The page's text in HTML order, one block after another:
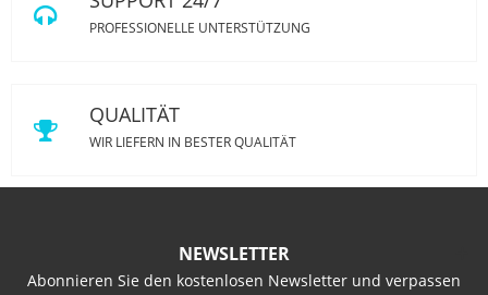
PROFESSIONELLE UNTERSTÜTZUNG
QUALITÄT
WIR LIEFERN IN BESTER QUALITÄT
NEWSLETTER
Abonnieren Sie den kostenlosen Newsletter und verpassen